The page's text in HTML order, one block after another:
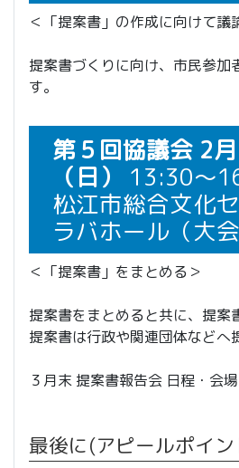
＜「提案書」の作成に向けて議
提案書づくりに向け、市民参加
す。
第５回協議会 2
（日） 13:30～
松江市総合文化
ラバホール（大会
＜「提案書」をまとめる＞
提案書をまとめると共に、提案
提案書は行政や関連団体などへ
３月末 提案書報告会 日程・会
最後に(アピールポイ